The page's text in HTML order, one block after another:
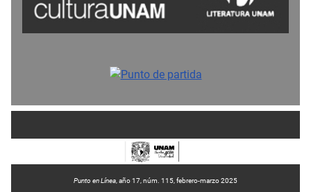
Punto en Línea , año 17, núm. 115, febrero-marzo 2025